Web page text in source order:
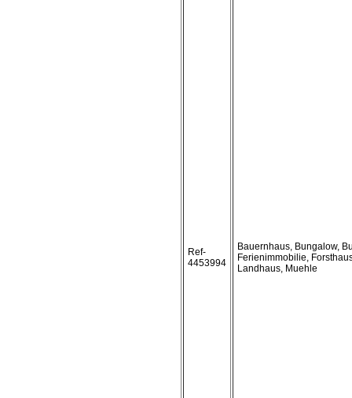
Ref-
4453994
Bauernhaus, Bungalow,
Ferienimmobilie,
Landhaus, Muehle